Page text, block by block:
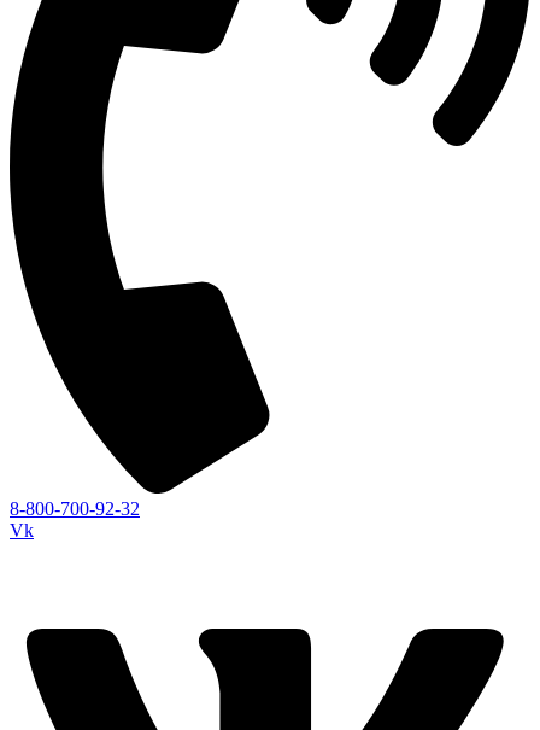
8-800-700-92-32
Vk